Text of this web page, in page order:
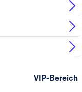
VIP-Bereich